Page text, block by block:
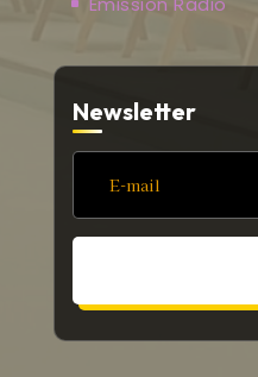
Newsletter